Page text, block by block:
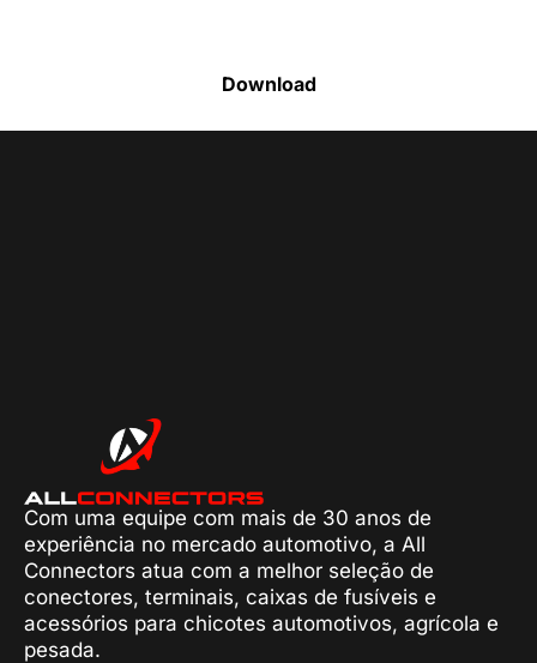
Download
Com uma equipe com mais de 30 anos de
experiência no mercado automotivo, a All
Connectors atua com a melhor seleção de
conectores, terminais, caixas de fusíveis e
acessórios para chicotes automotivos, agrícola e
pesada.